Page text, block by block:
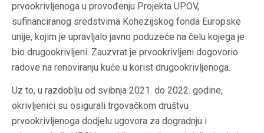
prvookrivljenoga u provođenju Projekta UPOV,
sufinanciranog sredstvima Kohezijskog fonda Europske
unije, kojim je upravljalo javno poduzeće na čelu kojega je
bio drugookrivljeni. Zauzvrat je prvookrivljeni dogovorio
radove na renoviranju kuće u korist drugookrivljenoga.
Uz to, u razdoblju od svibnja 2021. do 2022. godine,
okrivljenici su osigurali trgovačkom društvu
prvookrivljenoga dodjelu ugovora za dogradnju i